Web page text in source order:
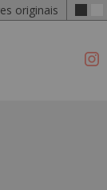
originais